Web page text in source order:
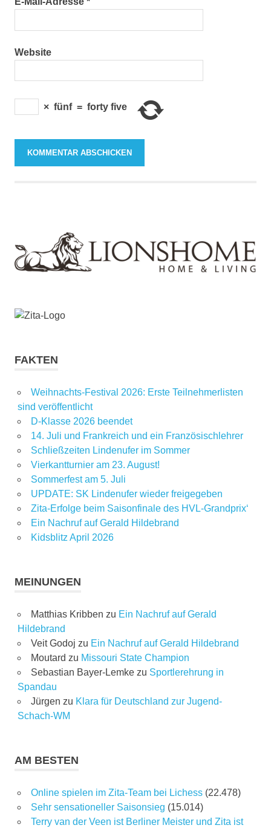
Website
× fünf = forty five
FAKTEN
Weihnachts-Festival 2026: Erste Teilnehmerlisten
sind veröffentlicht
D-Klasse 2026 beendet
14. Juli und Frankreich und ein Französischlehrer
Schließzeiten Lindenufer im Sommer
Vierkantturnier am 23. August!
Sommerfest am 5. Juli
UPDATE: SK Lindenufer wieder freigegeben
Zita-Erfolge beim Saisonfinale des HVL-Grandprix‘
Ein Nachruf auf Gerald Hildebrand
Kidsblitz April 2026
MEINUNGEN
Matthias Kribben zu Ein Nachruf auf Gerald
Hildebrand
Veit Godoj zu Ein Nachruf auf Gerald Hildebrand
Moutard zu Missouri State Champion
Sebastian Bayer-Lemkezu Sportlerehrung in
Spandau
Jürgen zu Klara für Deutschland zur Jugend-
Schach-WM
AM BESTEN
Online spielen im Zita-Team bei Lichess (22.478)
Sehr sensationeller Saisonsieg (15.014)
Terry van der Veen ist Berliner Meister und Zita ist